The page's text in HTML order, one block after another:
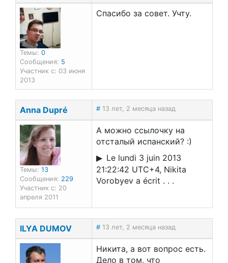
Темы: 0
Сообщения: 5
Участник с: 03 июня
2013
Спасибо за совет. Учту.
Anna Dupré # 13 лет, 2 месяца назад
Темы: 13
Сообщения: 229
Участник с: 20
апреля 2011
А можно ссылочку на
отсталый испанский? :)
Le lundi 3 juin 2013
21:22:42 UTC+4, Nikita
Vorobyev a écrit . . .
ILYA DUMOV # 13 лет, 2 месяца назад
Никита, а вот вопрос есть.
Дело в том, что